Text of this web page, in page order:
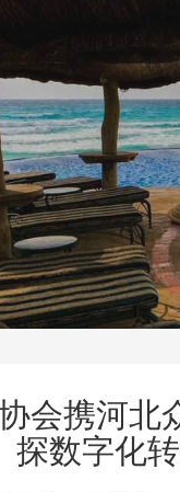
会携河北
探数字化